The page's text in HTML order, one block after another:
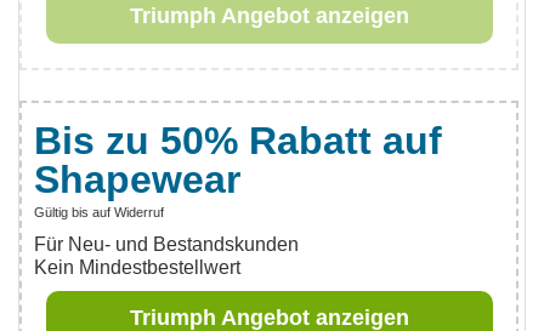
Triumph Angebot anzeigen
Bis zu 50% Rabatt auf
Shapewear
Gültig bis auf Widerruf
Für Neu- und Bestandskunden
Kein Mindestbestellwert
Triumph Angebot anzeigen